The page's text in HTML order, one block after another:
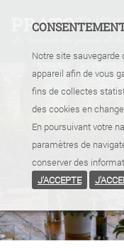
Notre site
appareil afin de vous
fins de collectes
des cookies en
En poursuivant votre
paramètres de
conserver des
J'ACCEPTE